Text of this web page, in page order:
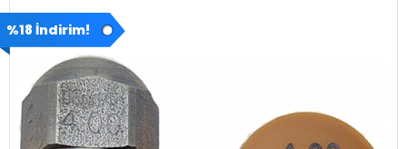
%18 İndirim!